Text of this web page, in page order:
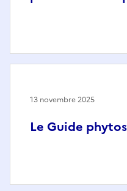
Le Guide
13 novembre 2025